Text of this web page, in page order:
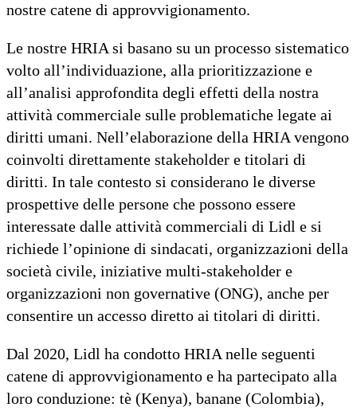
nostre catene di approvvigionamento.
Le nostre HRIA si basano su un processo sistematico
volto all’individuazione, alla prioritizzazione e
all’analisi approfondita degli effetti della nostra
attività commerciale sulle problematiche legate ai
diritti umani. Nell’elaborazione della HRIA vengono
coinvolti direttamente stakeholder e titolari di
diritti. In tale contesto si considerano le diverse
prospettive delle persone che possono essere
interessate dalle attività commerciali di Lidl e si
richiede l’opinione di sindacati, organizzazioni della
società civile, iniziative multi-stakeholder e
organizzazioni non governative (ONG), anche per
consentire un accesso diretto ai titolari di diritti.
Dal 2020, Lidl ha condotto HRIA nelle seguenti
catene di approvvigionamento e ha partecipato alla
loro conduzione: tè (Kenya), banane (Colombia),